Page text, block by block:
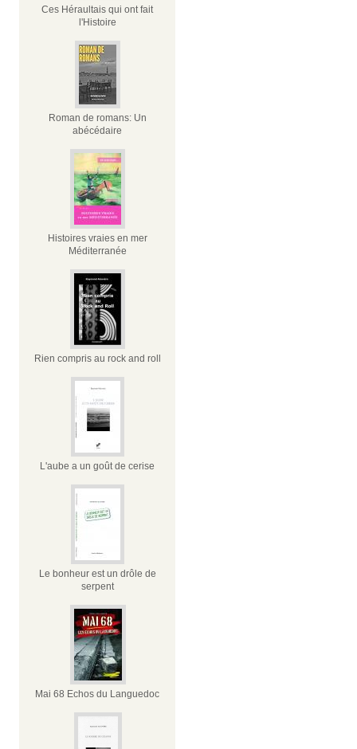
Ces Héraultais qui ont fait
l'Histoire
Roman de romans: Un
abécédaire
Histoires vraies en mer
Méditerranée
Rien compris au rock and roll
L'aube a un goût de cerise
Le bonheur est un drôle de
serpent
Mai 68 Echos du Languedoc